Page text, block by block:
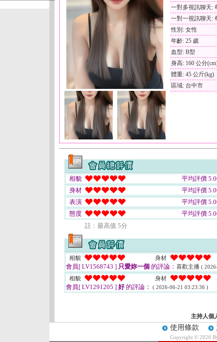
一對多視訊聊天:
一對一視訊聊天:
性別: 女性
年齡: 25 歲
血型: B型
身高: 160 公分
體重: 45 公斤(kg)
區域: 台中市
相貌
平均評價
身材
平均評價
表演
平均評價
態度
平均評價
註﹕最高值 5分
相貌 身材
會員[ LV1568743 ] 只愛妳一個 的評論： 喜歡主播 (
相貌 身材
會員[ LV1291205 ] 好的評論： ( 2026-06-21 03:23:36 )
主持人個
使用條款
Copyright © 2026